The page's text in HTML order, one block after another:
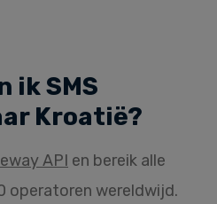
ik SMS
Kroatië?
API en bereik alle
operatoren wereldwijd.